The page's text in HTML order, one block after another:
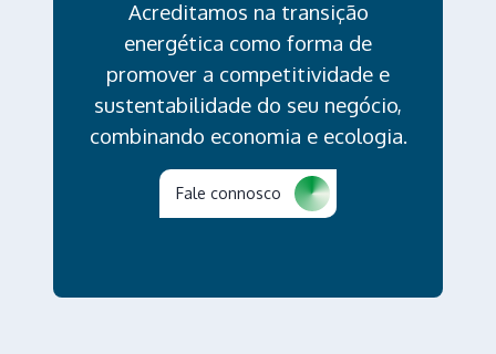
Acreditamos na transição
energética como forma de
promover a competitividade e
sustentabilidade do seu negócio,
combinando economia e ecologia.
Fale connosco